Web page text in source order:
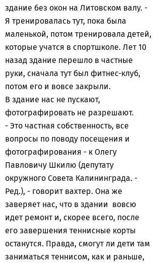
здание без окон на Литовском валу. -
Я тренировалась тут, пока была
маленькой, потом тренировала детей,
которые учатся в спортшколе. Лет 10
назад здание перешло в частные
руки, сначала тут был фитнес-клуб,
потом его и вовсе закрыли.
В здание нас не пускают,
фотографировать не разрешают.
- Это частная собственность, все
вопросы по поводу посещения и
фотографирования - к Олегу
Павловичу Шкилю (депутату
окружного Совета Калининграда. -
Ред.), - говорит вахтер. Она же
заверяет нас, что в здании вовсю
идет ремонт и, скорее всего, после
его завершения теннисные корты
останутся. Правда, смогут ли дети там
заниматься теннисом, как и раньше,